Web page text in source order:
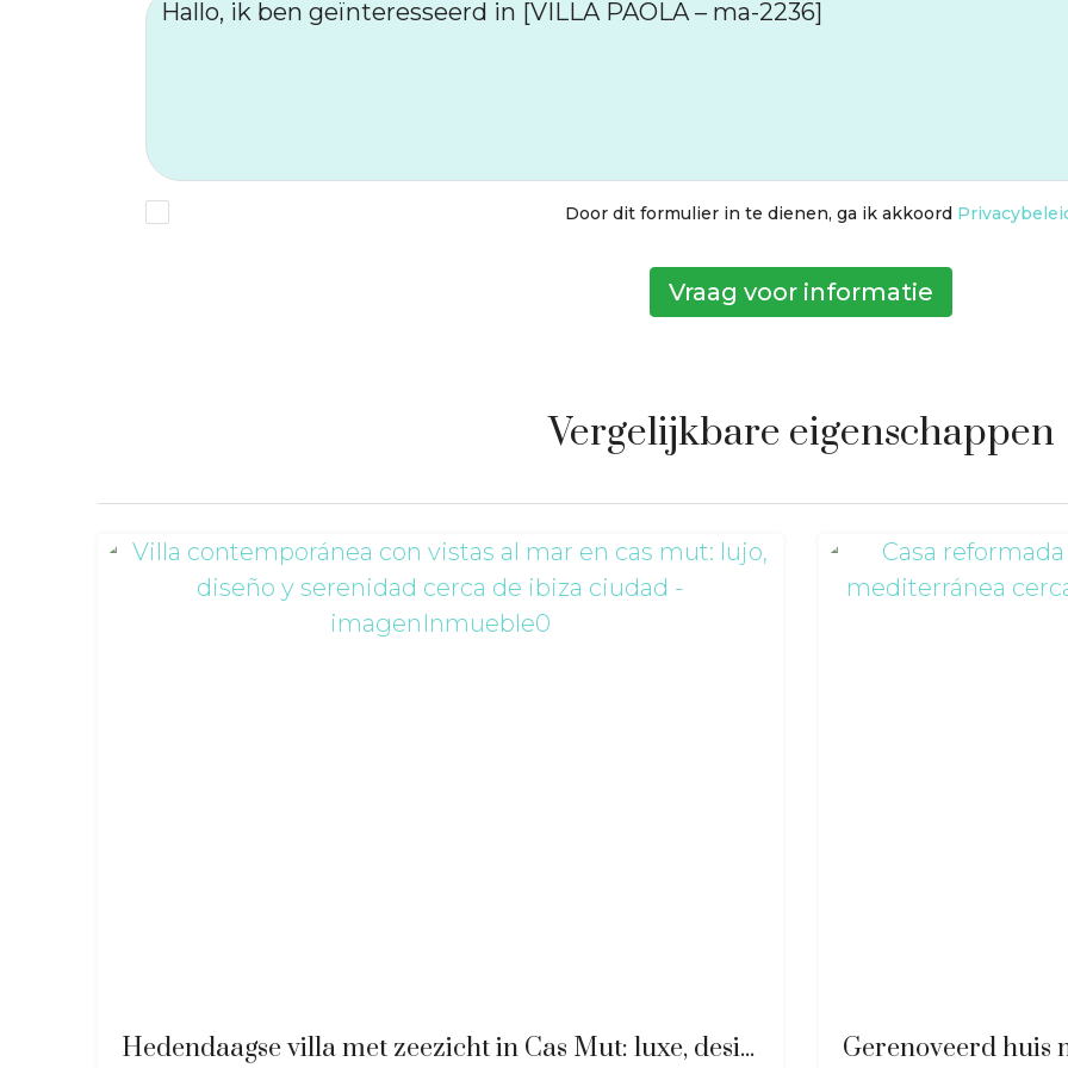
Door dit formulier in te dienen, ga ik akkoord
Vraag voor informatie
Vergelijkbare eigenschappen
Hedendaagse villa met zeezicht in Cas Mut: luxe, design en rust nabij Ibiza-stad – ri-2517